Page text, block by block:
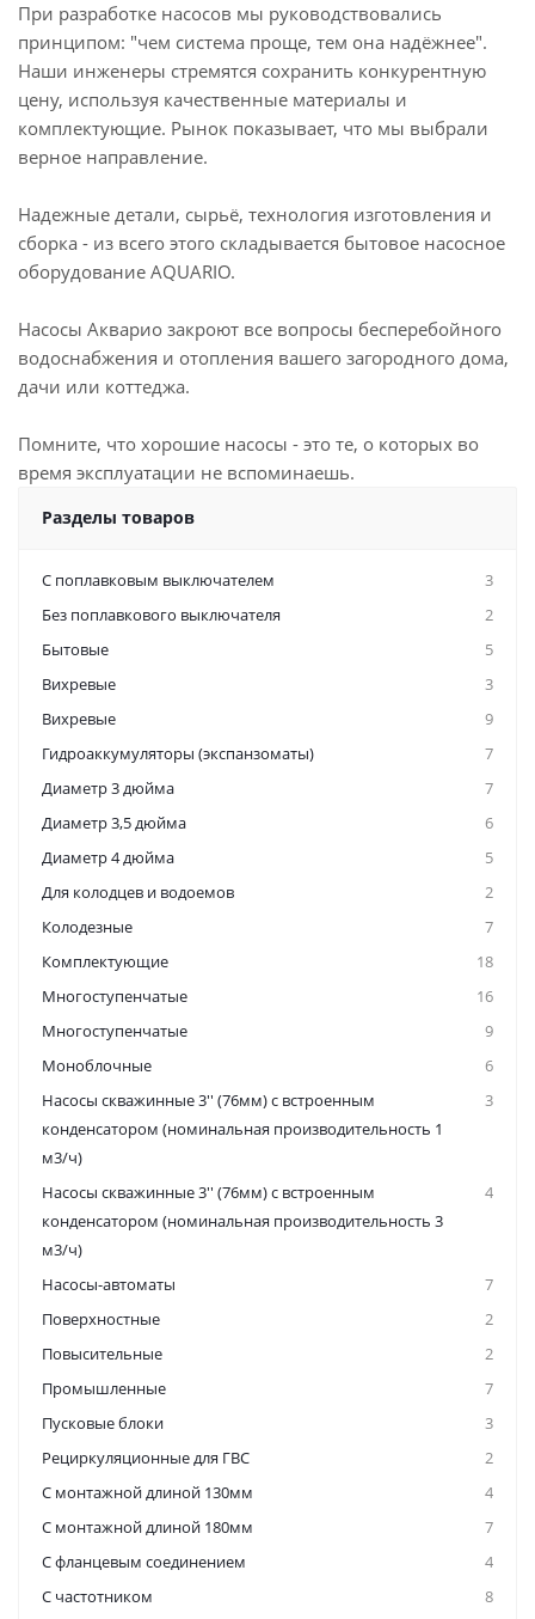
При разработке насосов мы руководствовались
принципом: "чем система проще, тем она надёжнее".
Наши инженеры стремятся сохранить конкурентную
цену, используя качественные материалы и
комплектующие. Рынок показывает, что мы выбрали
верное направление.
Надежные детали, сырьё, технология изготовления и
сборка - из всего этого складывается бытовое насосное
оборудование AQUARIO.
Насосы Акварио закроют все вопросы бесперебойного
водоснабжения и отопления вашего загородного дома,
дачи или коттеджа.
Помните, что хорошие насосы - это те, о которых во
время эксплуатации не вспоминаешь.
Разделы товаров
C поплавковым выключателем
3
Без поплавкового выключателя
2
Бытовые
5
Вихревые
3
Вихревые
9
Гидроаккумуляторы (экспанзоматы)
7
Диаметр 3 дюйма
7
Диаметр 3,5 дюйма
6
Диаметр 4 дюйма
5
Для колодцев и водоемов
2
Колодезные
7
Комплектующие
18
Многоступенчатые
16
Многоступенчатые
9
Моноблочные
6
Насосы скважинные 3'' (76мм) с встроенным
конденсатором (номинальная производительность 1
м3/ч)
3
Насосы скважинные 3'' (76мм) с встроенным
конденсатором (номинальная производительность 3
м3/ч)
4
Насосы-автоматы
7
Поверхностные
2
Повысительные
2
Промышленные
7
Пусковые блоки
3
Рециркуляционные для ГВС
2
С монтажной длиной 130мм
4
С монтажной длиной 180мм
7
С фланцевым соединением
4
С частотником
8